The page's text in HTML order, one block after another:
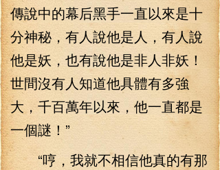
傳說中的幕后黑手一直以來是十
分神秘，有人說他是人，有人說
他是妖，也有說他是非人非妖！
世間沒有人知道他具體有多強
大，千百萬年以來，他一直都是
一個謎！”
“哼，我就不相信他真的有那